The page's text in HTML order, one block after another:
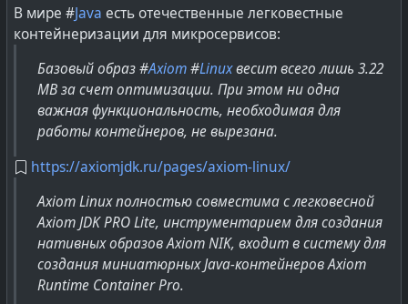
страхование рисков, горизонты планирование
оказываются слишком сложными вещами для очень
многих заказчиков.
И вот, ради своего выживания команды разработки и
стали полагаться на дополнительное
проектами с чрезвычайно скудными бюджетами.
поздно хочет часть требований на проекте изменить
или пересмотреть. Если уж не большую часть, то уж
какую-то часть поменять точно захочет, такова
реальность. Именно в этот момент заказчику и
приходится серьёзно раскошелиться или же пустить
В мире #Java есть отечественные легковестные
контейнеризации для микросервисов:
Базовый образ #Axiom#Linuxвесит всего лишь 3.22
MB за счет оптимизации. При этом ни одна
важная функциональность, необходимая для
работы контейнеров, не вырезана.
https://axiomjdk.ru/pages/axiom-linux/
Axiom Linux полностью совместима с легковесной
Axiom JDK PRO Lite, инструментарием для создания
нативных образов Axiom NIK, входит в систему для
создания миниатюрных Java-контейнеров Axiom
Runtime Container Pro.